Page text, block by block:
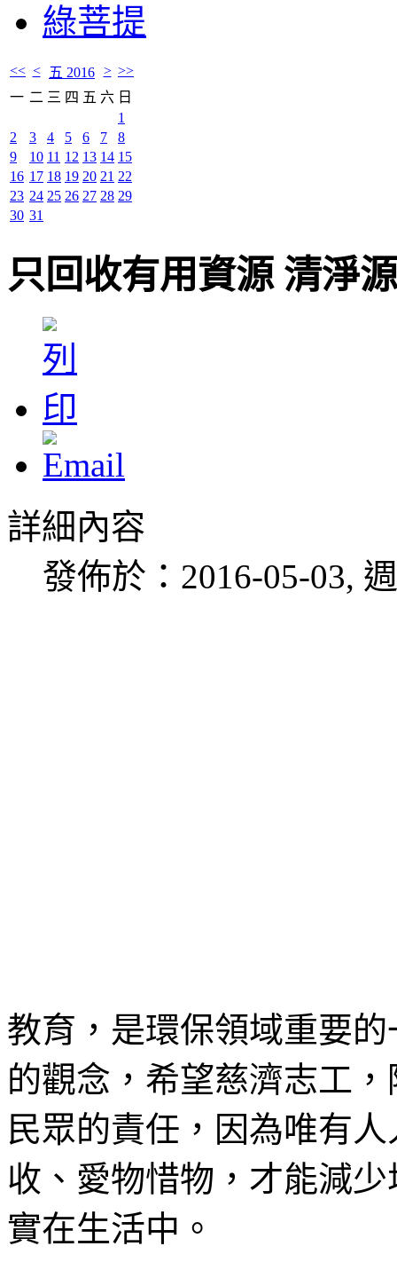
綠菩提
<< < 五 2016 > >>
一 二 三 四 五 六 日
1
2
3 4 5 6 7
8
9
10 11 12 13 14 15
16 17 18 19 20 21 22
23 24 25 26 27 28 29
30 31
只回收有用資源 清淨
詳細內容
發佈於：2016-05-03,
教育，是環保領域重要
的觀念，希望慈濟志工
民眾的責任，因為唯有
收、愛物惜物，才能減
實在生活中。